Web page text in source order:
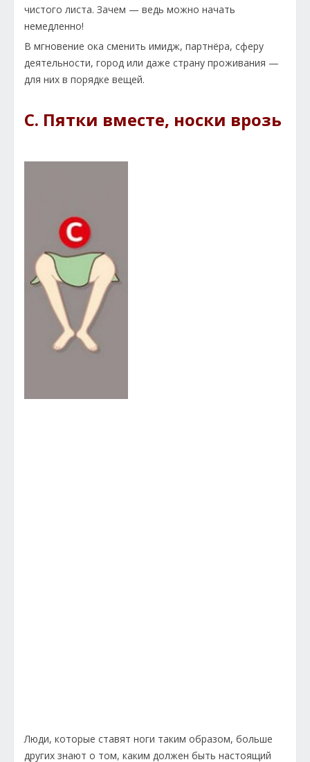
чистого листа. Зачем — ведь можно начать
немедленно!
В мгновение ока сменить имидж, партнёра, сферу
деятельности, город или даже страну проживания —
для них в порядке вещей.
C. Пятки вместе, носки врозь
Люди, которые ставят ноги таким образом, больше
других знают о том, каким должен быть настоящий